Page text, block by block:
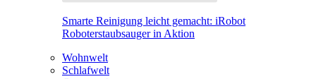
Smarte Reinigung leicht gemacht: iRobot
Roboterstaubsauger in Aktion
Wohnwelt
Schlafwelt